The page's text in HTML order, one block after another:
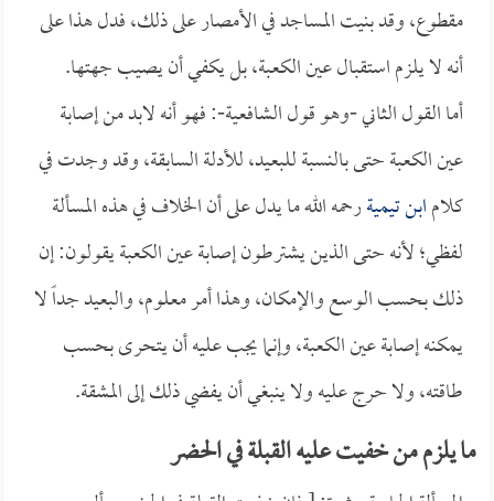
مقطوع، وقد بنيت المساجد في الأمصار على ذلك، فدل هذا على
أنه لا يلزم استقبال عين الكعبة، بل يكفي أن يصيب جهتها.
أما القول الثاني -وهو قول الشافعية-: فهو أنه لابد من إصابة
عين الكعبة حتى بالنسبة للبعيد، للأدلة السابقة، وقد وجدت في
كلامابن تيميةرحمه الله ما يدل على أن الخلاف في هذه المسألة
لفظي؛ لأنه حتى الذين يشترطون إصابة عين الكعبة يقولون: إن
ذلك بحسب الوسع والإمكان، وهذا أمر معلوم، والبعيد جداً لا
يمكنه إصابة عين الكعبة، وإنما يجب عليه أن يتحرى بحسب
طاقته، ولا حرج عليه ولا ينبغي أن يفضي ذلك إلى المشقة.
ما يلزم من خفيت عليه القبلة في الحضر